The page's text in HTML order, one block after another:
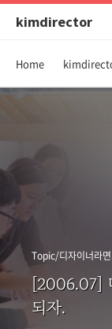
kimdirector
Home
Topic/디자이너라
[2006.07]
되자.